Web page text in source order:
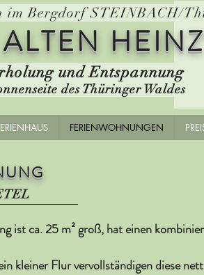
und Entspannung
des Thüringer Waldes
im Bergdorf STEINBACH/
FERIENWOHNUNGEN
ist ca. 25 m² groß, hat einen
kleiner Flur vervollständigen diese